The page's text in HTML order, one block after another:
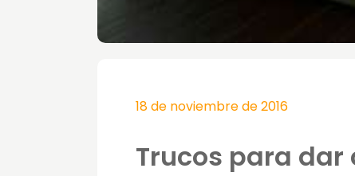
18 de noviembre de 2016
Trucos para dar